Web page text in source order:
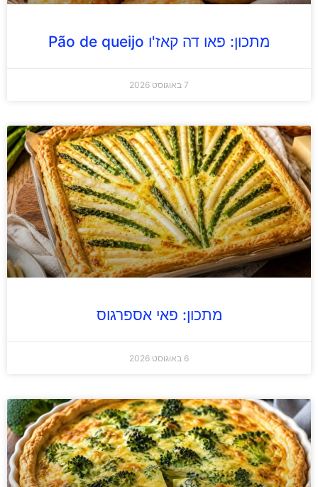
מתכון: פאו דה קאז'ו Pão de queijo
7 באוגוסט 2026
מתכון: פאי אספרגוס
6 באוגוסט 2026